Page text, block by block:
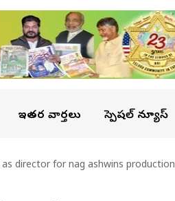
ఇతర వార్తలు స్పెషల్ న్యూస్
director for nag ashwins production